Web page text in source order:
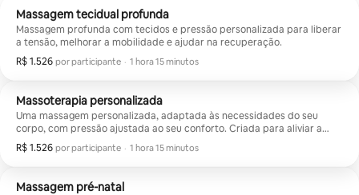
Massagem tecidual profunda
Massagem profunda com tecidos e pressão personalizada para liberar
a tensão, melhorar a mobilidade e ajudar na recuperação.
R$ 1.526 por participante
R$ 1.526 por participante
, · 1 hora 15 minutos
Massoterapia personalizada
Uma massagem personalizada, adaptada às necessidades do seu
corpo, com pressão ajustada ao seu conforto. Criada para aliviar a
tensão, promover o relaxamento e contribuir para o bem-estar geral.
R$ 1.526 por participante
R$ 1.526 por participante
, · 1 hora 15 minutos
Massagem pré-natal